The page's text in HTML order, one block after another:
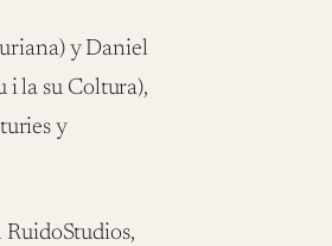
y Daniel
i la su Coltura),
y